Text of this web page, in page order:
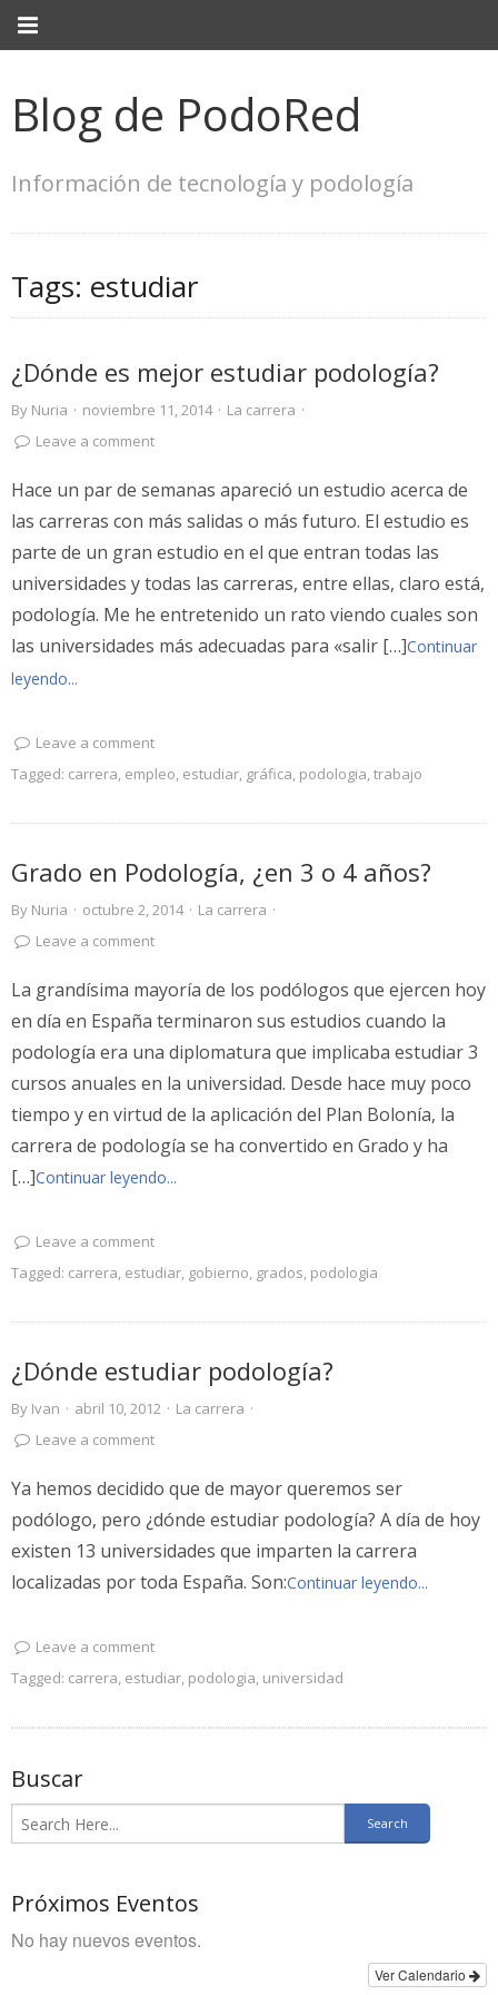
Blog de PodoRed
Información de tecnología y podología
Tags: estudiar
¿Dónde es mejor estudiar podología?
By Nuria · noviembre 11, 2014 · La carrera ·
Leave a comment
Hace un par de semanas apareció un estudio acerca de
las carreras con más salidas o más futuro. El estudio es
parte de un gran estudio en el que entran todas las
universidades y todas las carreras, entre ellas, claro está,
podología. Me he entretenido un rato viendo cuales son
las universidades más adecuadas para «salir […]Continuar
leyendo...
Leave a comment
Tagged: carrera, empleo, estudiar, gráfica, podologia,trabajo
Grado en Podología, ¿en 3 o 4 años?
By Nuria · octubre 2, 2014 · La carrera ·
Leave a comment
La grandísima mayoría de los podólogos que ejercen hoy
en día en España terminaron sus estudios cuando la
podología era una diplomatura que implicaba estudiar 3
cursos anuales en la universidad. Desde hace muy poco
tiempo y en virtud de la aplicación del Plan Bolonía, la
carrera de podología se ha convertido en Grado y ha
[…]Continuar leyendo...
Leave a comment
Tagged: carrera, estudiar, gobierno, grados, podologia
¿Dónde estudiar podología?
By Ivan · abril 10, 2012 · La carrera ·
Leave a comment
Ya hemos decidido que de mayor queremos ser
podólogo, pero ¿dónde estudiar podología? A día de hoy
existen 13 universidades que imparten la carrera
localizadas por toda España. Son:Continuar leyendo...
Leave a comment
Tagged: carrera, estudiar, podologia, universidad
Buscar
Próximos Eventos
No hay nuevos eventos.
Ver Calendario